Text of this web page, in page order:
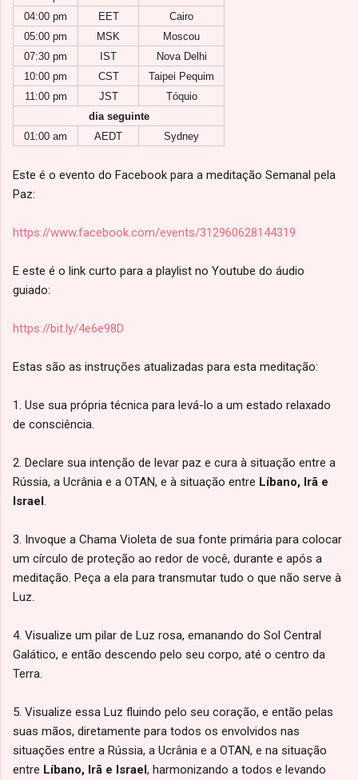
04:00 pm
EET
Cairo
05:00 pm
MSK
Moscou
07:30 pm
IST
Nova Delhi
10:00 pm
CST
Taipei Pequim
11:00 pm
JST
Tóquio
dia seguinte
01:00 am
AEDT Sydney
Este é o evento do Facebook para a meditação Semanal pela
Paz:
https://www.facebook.com/events/312960628144319
E este é o link curto para a playlist no Youtube do áudio
guiado:
https://bit.ly/4e6e98D
Estas são as instruções atualizadas para esta meditação:
1. Use sua própria técnica para levá-lo a um estado relaxado
de consciência.
2. Declare sua intenção de levar paz e cura à situação entre a
Rússia, a Ucrânia e a OTAN, e à situação entre Líbano, Irã e
Israel
3. Invoque a Chama Violeta de sua fonte primária para colocar
um círculo de proteção ao redor de você, durante e após a
meditação. Peça a ela para transmutar tudo o que não serve à
Luz.
4. Visualize um pilar de Luz rosa, emanando do Sol Central
Galático, e então descendo pelo seu corpo, até o centro da
Terra.
5. Visualize essa Luz fluindo pelo seu coração, e então pelas
suas mãos, diretamente para todos os envolvidos nas
situações entre a Rússia, a Ucrânia e a OTAN, e na situação
entre Líbano, Irã e Israel, harmonizando a todos e levando